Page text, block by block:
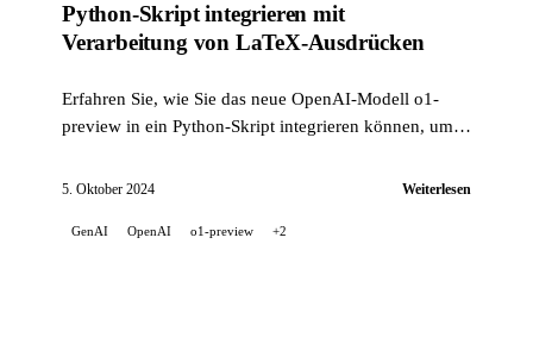
Python-Skript integrieren mit
Verarbeitung von LaTeX-Ausdrücken
Erfahren Sie, wie Sie das neue OpenAI-Modell o1-
preview in ein Python-Skript integrieren können, um
Ihnen...
5. Oktober 2024 Weiterlesen
GenAI OpenAI o1-preview +2